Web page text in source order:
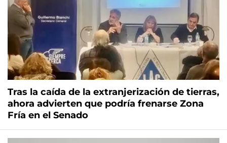
Tras la caída de la extranjerización de tierras,
ahora advierten que podría frenarse Zona
Fría en el Senado